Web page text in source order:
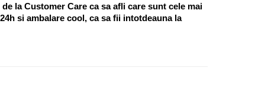
la Customer Care ca sa afli care sunt cele mai
si ambalare cool, ca sa fii intotdeauna la